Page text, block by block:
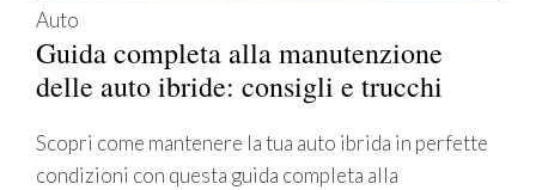
Auto
Guida completa alla manutenzione
delle auto ibride: consigli e trucchi
Scopri come mantenere la tua auto ibrida in perfette
condizioni con questa guida completa alla